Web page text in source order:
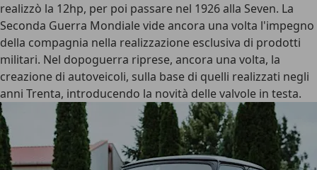
realizzò la 12hp, per poi passare nel 1926 alla Seven. La
Seconda Guerra Mondiale vide ancora una volta l'impegno
della compagnia nella realizzazione esclusiva di prodotti
militari. Nel dopoguerra riprese, ancora una volta, la
creazione di autoveicoli, sulla base di quelli realizzati negli
anni Trenta, introducendo la novità delle valvole in testa.